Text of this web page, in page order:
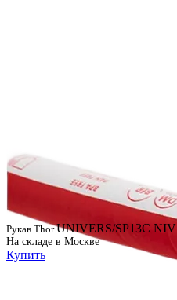
Рукав ThorUNIVERS/SP13C NIV
На складе в Москве
Купить